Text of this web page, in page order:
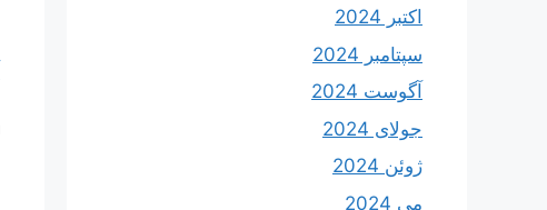
اکتبر 2024
سپتامبر 2024
آگوست 2024
جولای 2024
ژوئن 2024
می 2024